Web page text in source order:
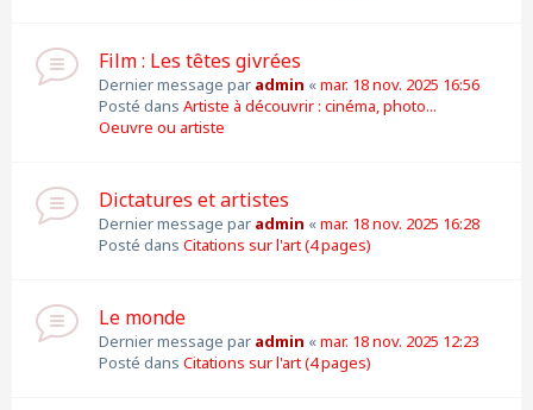
Film : Les têtes givrées
Dernier message par admin «mar. 18 nov. 2025 16:56
Posté dans Artiste à découvrir : cinéma, photo...
Oeuvre ou artiste
Dictatures et artistes
Dernier message par admin «mar. 18 nov. 2025 16:28
Posté dans Citations sur l'art (4 pages)
Le monde
Dernier message par admin «mar. 18 nov. 2025 12:23
Posté dans Citations sur l'art (4 pages)